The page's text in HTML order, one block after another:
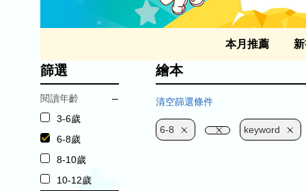
本月推薦
篩選
閱讀年齡
3-6歲
6-8歲
8-10歲
10-12歲
繪本
清空篩選條件
6-8 keyword